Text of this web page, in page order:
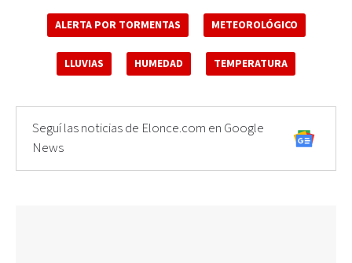
ALERTA POR TORMENTAS METEOROLÓGICO
LLUVIAS HUMEDAD TEMPERATURA
Seguí las noticias de Elonce.com en Google
News